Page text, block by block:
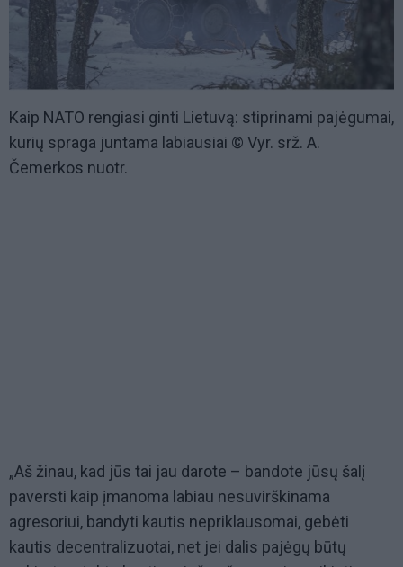
Kaip NATO rengiasi ginti Lietuvą: stiprinami pajėgumai,
kurių spraga juntama labiausiai © Vyr. srž. A.
Čemerkos nuotr.
„Aš žinau, kad jūs tai jau darote – bandote jūsų šalį
paversti kaip įmanoma labiau nesuvirškinama
agresoriui, bandyti kautis nepriklausomai, gebėti
kautis decentralizuotai, net jei dalis pajėgų būtų